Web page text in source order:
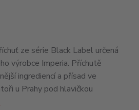
ze série Black Label určená
výrobce Imperia. Příchutě
ingrediencí a přísad ve
u Prahy pod hlavičkou